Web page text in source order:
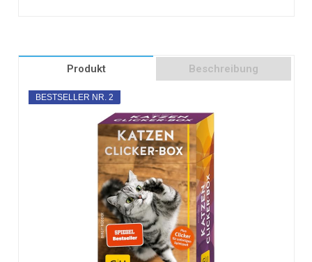
Produkt Beschreibung
BESTSELLER NR. 2